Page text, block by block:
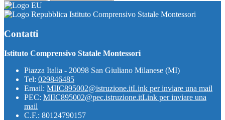
Istituto Comprensivo Statale Montessori
Contatti
Istituto Comprensivo Statale Montessori
Piazza Italia - 20098 San Giuliano Milanese (MI)
Tel: 029846485
Email: MIIC895002@istruzione.itLink per inviare una mail
PEC: MIIC895002@pec.istruzione.itLink per inviare una
mail
C.F.: 80124790157